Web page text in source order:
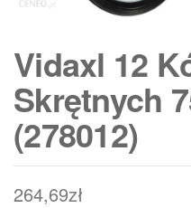
Vidaxl 12
Skrętnych
(278012)
264,69zł